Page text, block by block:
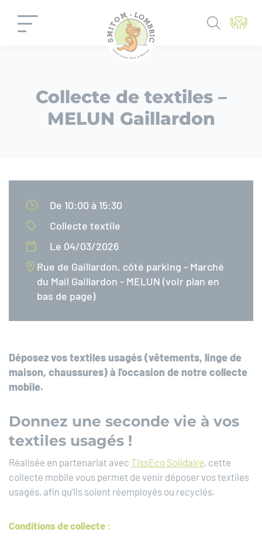
Collecte de textiles –
MELUN Gaillardon
De 10:00 à 15:30
Collecte textile
Le 04/03/2026
Rue de Gaillardon, côté parking - Marché
du Mail Gaillardon - MELUN (voir plan en
bas de page)
Déposez vos textiles usagés (vêtements, linge de
maison, chaussures) à l'occasion de notre collecte
mobile.
Donnez une seconde vie à vos
textiles usagés !
Réalisée en partenariat avec TissEco Solidaire, cette
collecte mobile vous permet de venir déposer vos textiles
usagés, afin qu’ils soient réemployés ou recyclés.
Conditions de collecte :